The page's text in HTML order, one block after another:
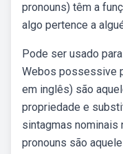
pronouns) têm a
algo pertence a
Pode ser usado
Webos possessive
em inglês) são
propriedade e
sintagmas
pronouns são